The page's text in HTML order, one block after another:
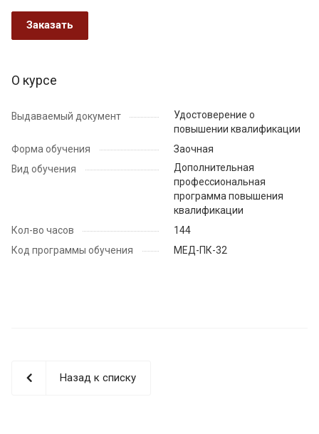
Заказать
О курсе
Выдаваемый документ
Удостоверение о
повышении квалификации
Форма обучения
Заочная
Вид обучения
Дополнительная
профессиональная
программа повышения
квалификации
Кол-во часов
144
Код программы обучения
МЕД-ПК-32
Назад к списку